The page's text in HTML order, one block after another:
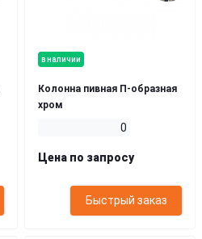
в наличии
Колонна пивная П-образная
хром
0
Цена по запросу
Быстрый заказ